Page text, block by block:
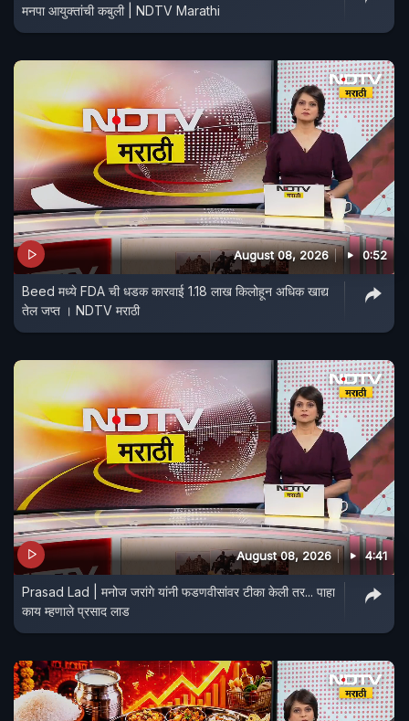
मनपा आयुक्तांची कबुली | NDTV Marathi
August 08, 2026 0:52
Beed मध्ये FDA ची धडक कारवाई 1.18 लाख किलोहून अधिक खाद्य
तेल जप्त । NDTV मराठी
August 08, 2026 4:41
Prasad Lad | मनोज जरांगे यांनी फडणवीसांवर टीका केली तर... पाहा
काय म्हणाले प्रसाद लाड